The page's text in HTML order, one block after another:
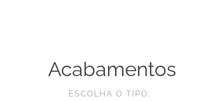
Acabamentos
ESCOLHA O TIPO: